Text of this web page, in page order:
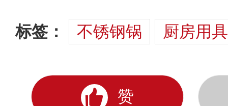
标签： 不锈钢锅 厨房用具
赞